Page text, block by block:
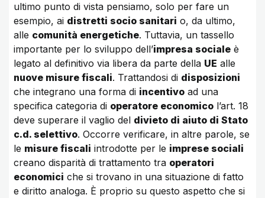
ultimo punto di vista pensiamo, solo per fare un
esempio, ai distretti socio sanitari o, da ultimo,
alle comunità energetiche. Tuttavia, un tassello
importante per lo sviluppo dell’impresa sociale è
legato al definitivo via libera da parte della UE alle
nuove misure fiscali. Trattandosi di disposizioni
che integrano una forma di incentivo ad una
specifica categoria di operatore economico l’art. 18
deve superare il vaglio del divieto di aiuto di Stato
c.d. selettivo. Occorre verificare, in altre parole, se
le misure fiscali introdotte per le imprese sociali
creano disparità di trattamento tra operatori
economici che si trovano in una situazione di fatto
e diritto analoga. È proprio su questo aspetto che si